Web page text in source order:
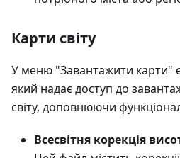
Карти світу
У меню "Завантажити карти" є
який надає доступ до
світу, доповнюючи
Всесвітня корекція